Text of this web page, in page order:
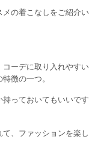
メの着こなしをご紹介い
ーデに取り入れやすい
徴の一つ。
っておいてもいいです
、ファッションを楽し